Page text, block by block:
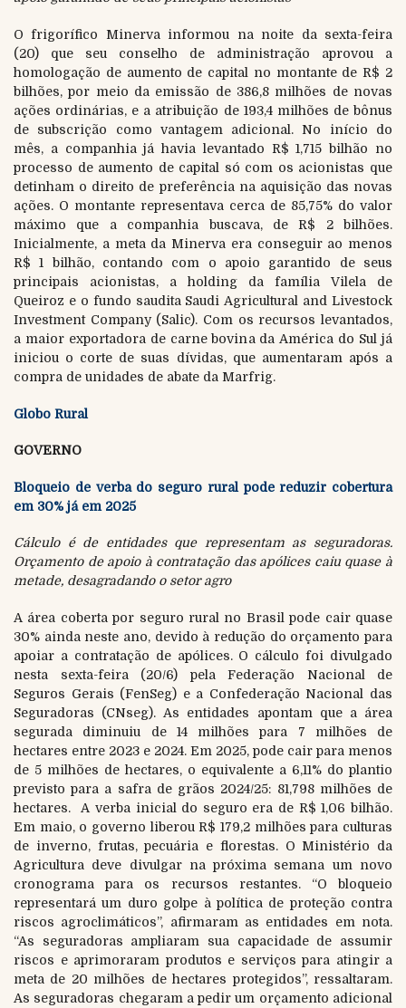
O frigorífico Minerva informou na noite da sexta-feira
(20) que seu conselho de administração aprovou a
homologação de aumento de capital no montante de R$ 2
bilhões, por meio da emissão de 386,8 milhões de novas
ações ordinárias, e a atribuição de 193,4 milhões de bônus
de subscrição como vantagem adicional. No início do
mês, a companhia já havia levantado R$ 1,715 bilhão no
processo de aumento de capital só com os acionistas que
detinham o direito de preferência na aquisição das novas
ações. O montante representava cerca de 85,75% do valor
máximo que a companhia buscava, de R$ 2 bilhões.
Inicialmente, a meta da Minerva era conseguir ao menos
R$ 1 bilhão, contando com o apoio garantido de seus
principais acionistas, a holding da família Vilela de
Queiroz e o fundo saudita Saudi Agricultural and Livestock
Investment Company (Salic). Com os recursos levantados,
a maior exportadora de carne bovina da América do Sul já
iniciou o corte de suas dívidas, que aumentaram após a
compra de unidades de abate da Marfrig.
Globo Rural
GOVERNO
Bloqueio de verba do seguro rural pode reduzir cobertura
em 30% já em 2025
Cálculo é de entidades que representam as seguradoras.
Orçamento de apoio à contratação das apólices caiu quase à
metade, desagradando o setor agro
A área coberta por seguro rural no Brasil pode cair quase
30% ainda neste ano, devido à redução do orçamento para
apoiar a contratação de apólices. O cálculo foi divulgado
nesta sexta-feira (20/6) pela Federação Nacional de
Seguros Gerais (FenSeg) e a Confederação Nacional das
Seguradoras (CNseg). As entidades apontam que a área
segurada diminuiu de 14 milhões para 7 milhões de
hectares entre 2023 e 2024. Em 2025, pode cair para menos
de 5 milhões de hectares, o equivalente a 6,11% do plantio
previsto para a safra de grãos 2024/25: 81,798 milhões de
hectares. A verba inicial do seguro era de R$ 1,06 bilhão.
Em maio, o governo liberou R$ 179,2 milhões para culturas
de inverno, frutas, pecuária e florestas. O Ministério da
Agricultura deve divulgar na próxima semana um novo
cronograma para os recursos restantes. “O bloqueio
representará um duro golpe à política de proteção contra
riscos agroclimáticos”, afirmaram as entidades em nota.
“As seguradoras ampliaram sua capacidade de assumir
riscos e aprimoraram produtos e serviços para atingir a
meta de 20 milhões de hectares protegidos”, ressaltaram.
As seguradoras chegaram a pedir um orçamento adicional